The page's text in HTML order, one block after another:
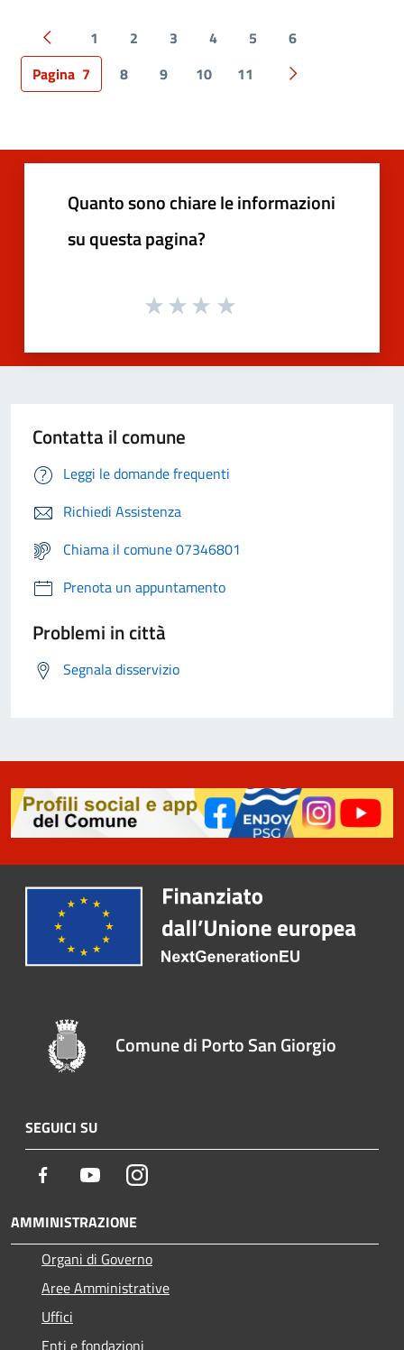
Pagina precedente
1 2 3 4 5
6
Pagina 7 8 9 10 11 Pagina
Quanto sono chiare le informazioni
su questa pagina?
Contatta il comune
Leggi le domande frequenti
Richiedi Assistenza
Chiama il comune 07346801
Prenota un appuntamento
Problemi in città
Segnala disservizio
Comune di Porto San Giorgio
SEGUICI SU
Facebook YoutubeInstagram
AMMINISTRAZIONE
Organi di Governo
Aree Amministrative
Uffici
Enti e fondazioni